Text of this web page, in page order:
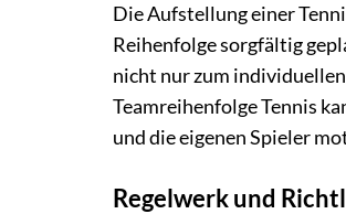
Die Aufstellung einer
Reihenfolge sorgfältig
nicht nur zum
Teamreihenfolge Tennis
und die eigenen Spieler
Regelwerk und